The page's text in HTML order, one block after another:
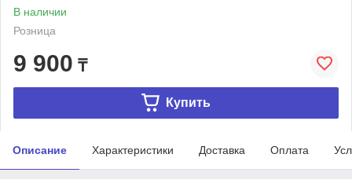
В наличии
Розница
9 900 ₸
Купить
Описание Характеристики Доставка Оплата